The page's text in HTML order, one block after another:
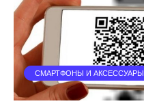
СМАРТФОНЫ И АКСЕССУАРЫ